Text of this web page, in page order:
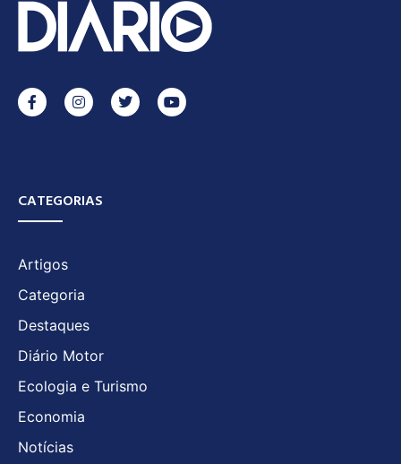
CATEGORIAS
Artigos
Categoria
Destaques
Diário Motor
Ecologia e Turismo
Economia
Notícias